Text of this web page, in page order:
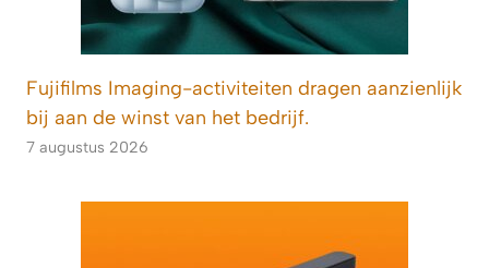
Fujifilms Imaging-activiteiten dragen aanzienlijk
bij aan de winst van het bedrijf.
7 augustus 2026